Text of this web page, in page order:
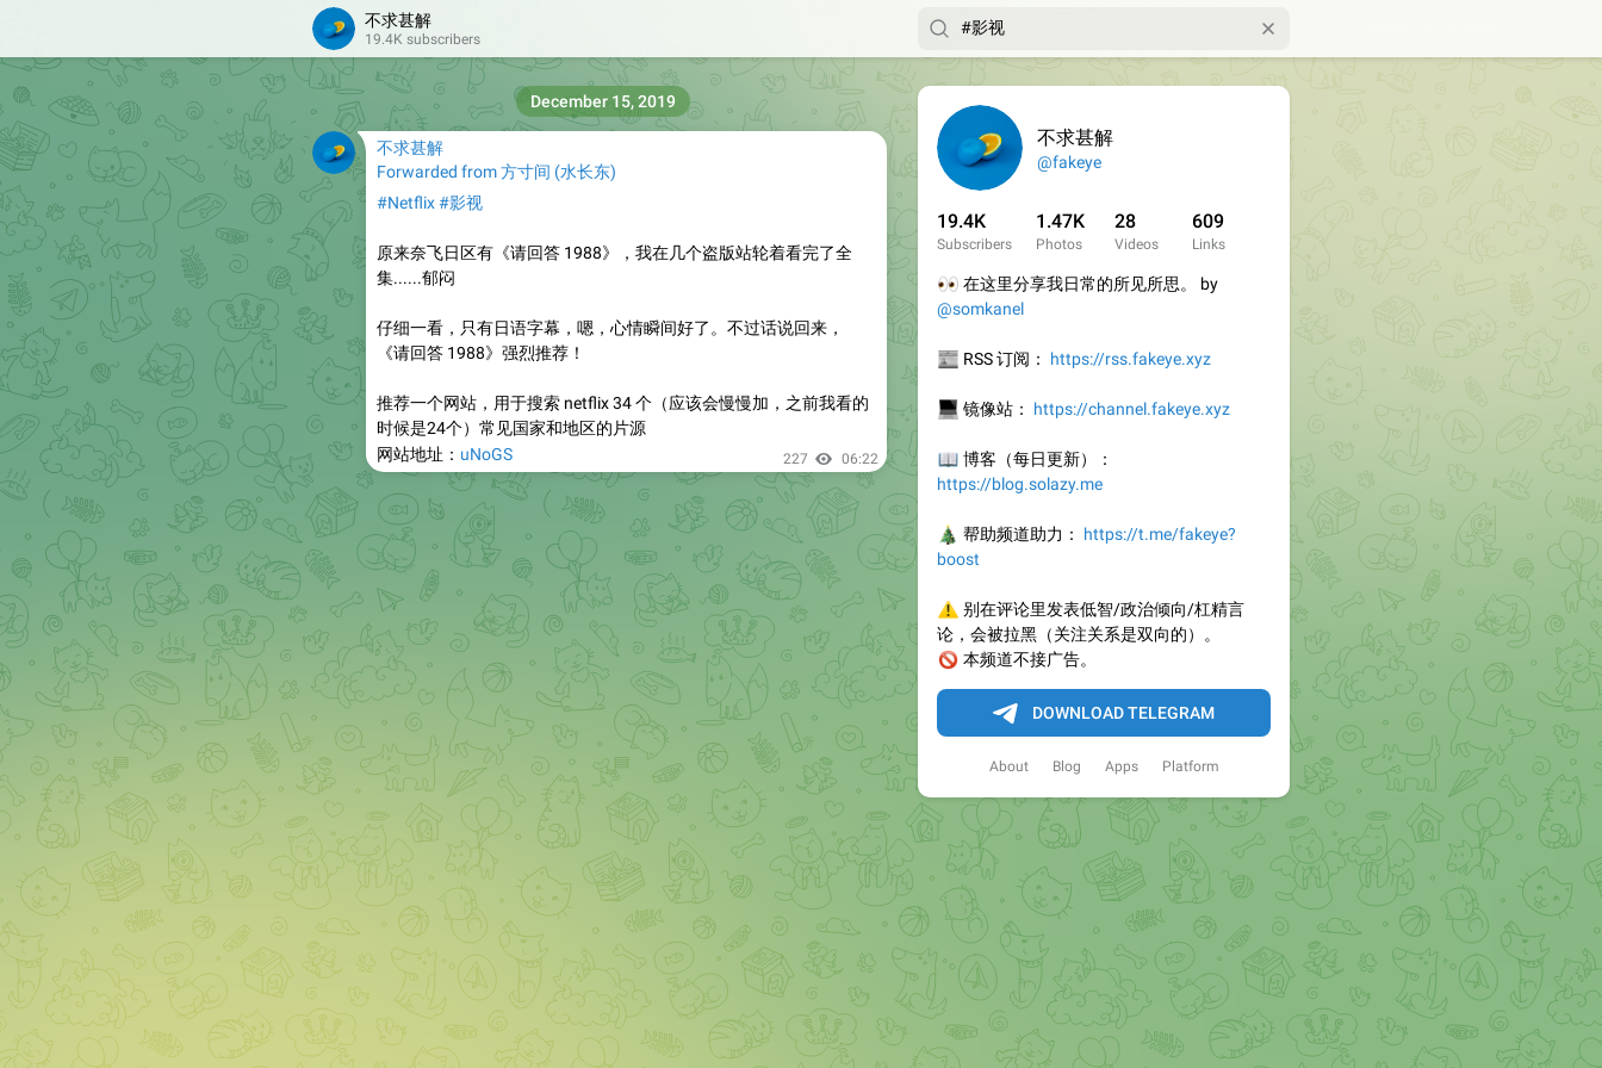
不求甚解
@fakeye
19.4K
Subscribers
1.47K
Photos
28
Videos
609
Links
👀在这里分享我日常的所见所思。 by
@somkanel
📰RSS 订阅： https://rss.fakeye.xyz
💻镜像站： https://channel.fakeye.xyz
📖博客（每日更新）：
https://blog.solazy.me
🎄帮助频道助力： https://t.me/fakeye?
boost
⚠️别在评论里发表低智/政治倾向/杠精言
论，会被拉黑（关注关系是双向的）。
🚫本频道不接广告。
DOWNLOAD TELEGRAM
About Blog Apps Platform
不求甚解
19.4K subscribers
不求甚解
Forwarded from方寸间 (水长东)
#Netflix#影视
原来奈飞日区有《请回答 1988》，我在几个盗版站轮着看完了全
集......郁闷
仔细一看，只有日语字幕，嗯，心情瞬间好了。不过话说回来，
《请回答 1988》强烈推荐！
推荐一个网站，用于搜索 netflix 34 个（应该会慢慢加，之前我看的
时候是24个）常见国家和地区的片源
网站地址： uNoGS 227 06:22
December 15, 2019